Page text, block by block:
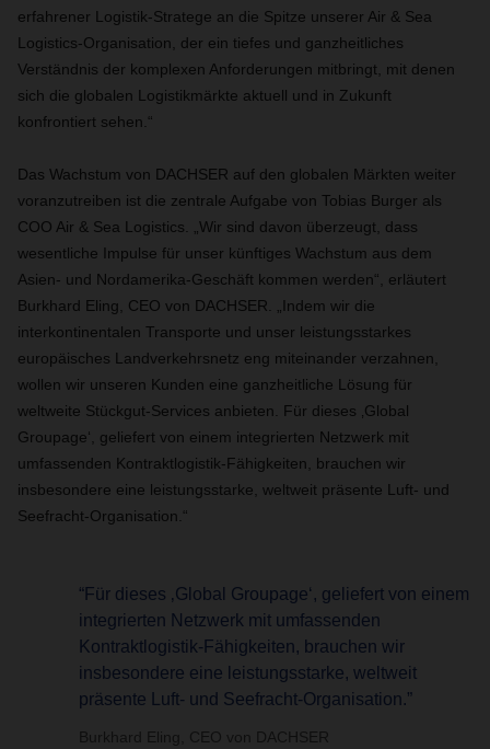
erfahrener Logistik-Stratege an die Spitze unserer Air & Sea
Logistics-Organisation, der ein tiefes und ganzheitliches
Verständnis der komplexen Anforderungen mitbringt, mit denen
sich die globalen Logistikmärkte aktuell und in Zukunft
konfrontiert sehen.“
Das Wachstum von DACHSER auf den globalen Märkten weiter
voranzutreiben ist die zentrale Aufgabe von Tobias Burger als
COO Air & Sea Logistics. „Wir sind davon überzeugt, dass
wesentliche Impulse für unser künftiges Wachstum aus dem
Asien- und Nordamerika-Geschäft kommen werden“, erläutert
Burkhard Eling, CEO von DACHSER. „Indem wir die
interkontinentalen Transporte und unser leistungsstarkes
europäisches Landverkehrsnetz eng miteinander verzahnen,
wollen wir unseren Kunden eine ganzheitliche Lösung für
weltweite Stückgut-Services anbieten. Für dieses ‚Global
Groupage‘, geliefert von einem integrierten Netzwerk mit
umfassenden Kontraktlogistik-Fähigkeiten, brauchen wir
insbesondere eine leistungsstarke, weltweit präsente Luft- und
Seefracht-Organisation.“
“Für dieses ‚Global Groupage‘, geliefert von einem
integrierten Netzwerk mit umfassenden
Kontraktlogistik-Fähigkeiten, brauchen wir
insbesondere eine leistungsstarke, weltweit
präsente Luft- und Seefracht-Organisation.”
Burkhard Eling, CEO von DACHSER